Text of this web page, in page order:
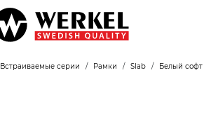
Встраиваемые серии Рамки Slab Белый софт